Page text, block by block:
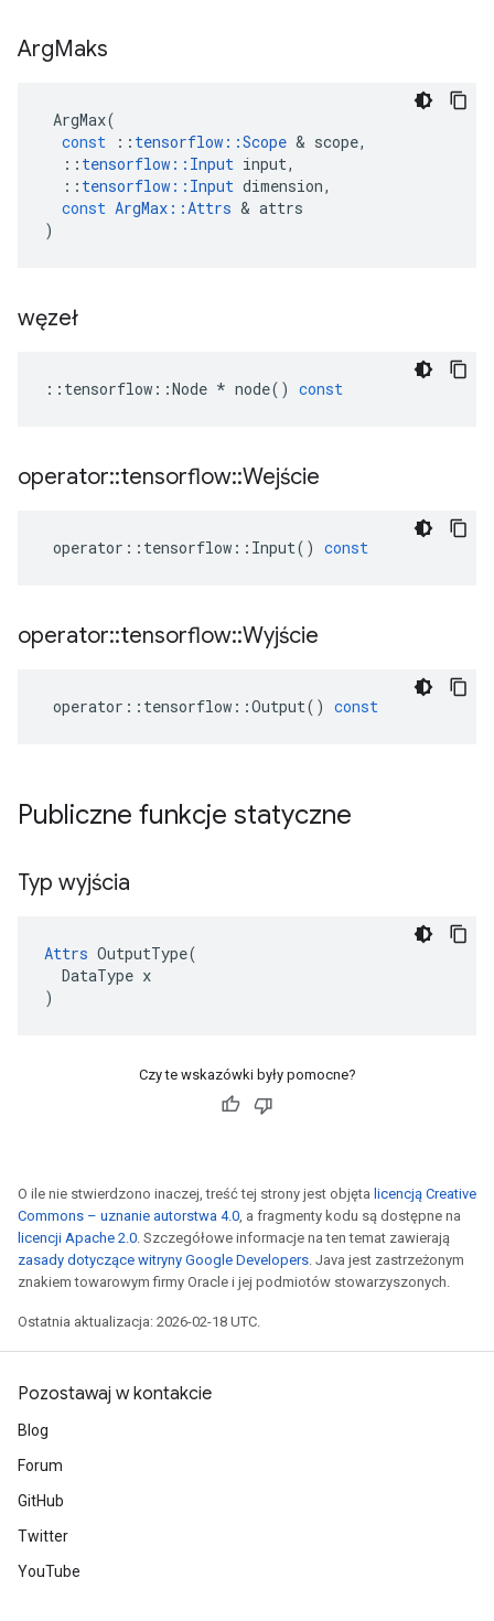
ArgMaks
ArgMax(
const
:: tensorflow ::Scope & scope,
:: tensorflow :: Input input,
:: tensorflow :: Input dimension,
const ArgMax ::Attrs & attrs
)
węzeł
:: tensorflow ::Node * node() const
operator::tensorflow::Wejście
operator :: tensorflow :: Input() const
operator::tensorflow::Wyjście
operator :: tensorflow ::Output() const
Publiczne funkcje statyczne
Typ wyjścia
Attrs OutputType(
  DataType x
)
Czy te wskazówki były pomocne?
O ile nie stwierdzono inaczej, treść tej strony jest objęta licencją Creative
Commons – uznanie autorstwa 4.0, a fragmenty kodu są dostępne na
licencji Apache 2.0. Szczegółowe informacje na ten temat zawierają
zasady dotyczące witryny Google Developers. Java jest zastrzeżonym
znakiem towarowym firmy Oracle i jej podmiotów stowarzyszonych.
Ostatnia aktualizacja: 2026-02-18 UTC.
Pozostawaj w kontakcie
Blog
Forum
GitHub
Twitter
YouTube